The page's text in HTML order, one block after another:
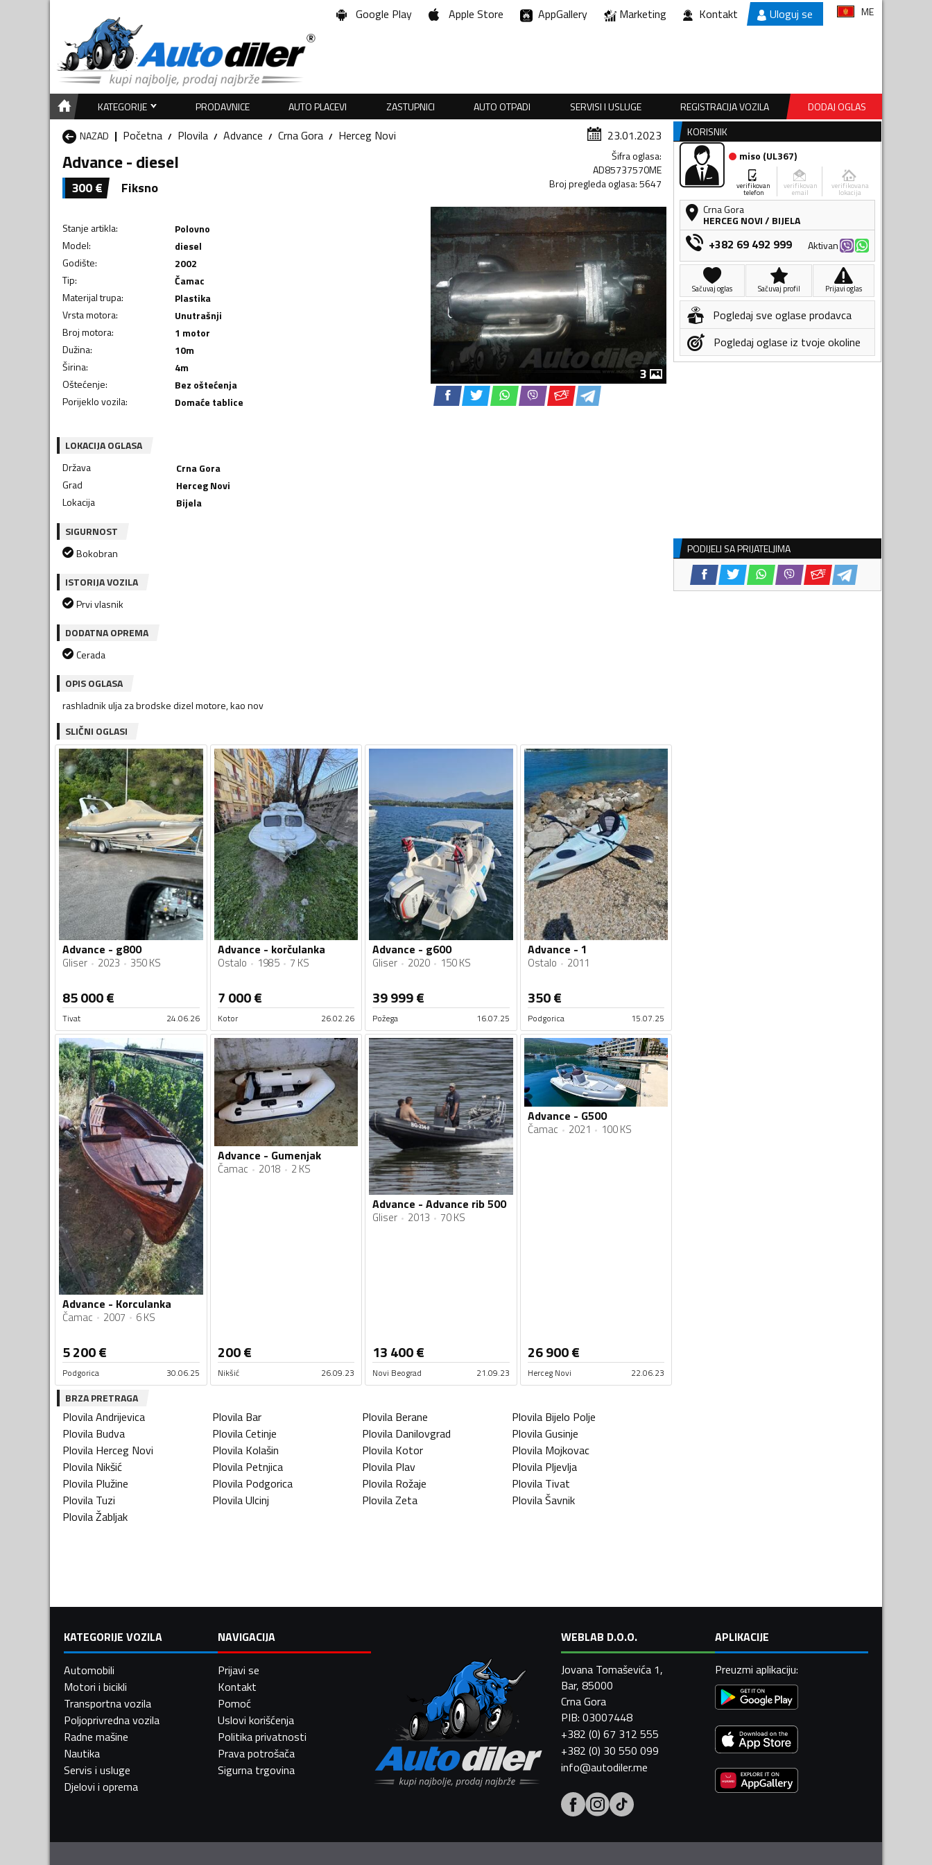
Google Play Apple Store AppGallery Marketing Kontakt Uloguj se ME
KATEGORIJE PRODAVNICE AUTO PLACEVI ZASTUPNICI AUTO OTPADI SERVISI I USLUGE REGISTRACIJA VOZILA
DODAJ OGLAS
NAZAD
Početna Plovila Advance Crna Gora Herceg Novi 23.01.2023
Advance - diesel
300€ Fiksno
Šifra oglasa:
AD85737570ME
Broj pregleda oglasa:5647
Stanje artikla:
Polovno
Model:
diesel
Godište:
2002
Tip:
Čamac
Materijal trupa:
Plastika
Vrsta motora:
Unutrašnji
Broj motora:
1 motor
Dužina: 10m
Širina: 4m
Oštećenje:
Bez oštećenja
Porijeklo vozila: Domaće tablice
3
LOKACIJA OGLASA
Država
Crna Gora
Grad
Herceg Novi
Lokacija
Bijela
SIGURNOST
Bokobran
ISTORIJA VOZILA
Prvi vlasnik
DODATNA OPREMA
Cerada
OPIS OGLASA
rashladnik ulja za brodske dizel motore, kao nov
SLIČNI OGLASI
Advance - g800
Gliser 2023 350 KS
85 000€
Tivat 24.06.26
Advance - korčulanka
Ostalo 1985 7 KS
7 000€
Kotor 26.02.26
Advance - g600
Gliser 2020 150 KS
39 999€
Požega 16.07.25
Advance - 1
Ostalo 2011
350€
Podgorica 15.07.25
Advance - Korculanka
Čamac 2007 6 KS
5 200€
Podgorica 30.06.25
Advance - Gumenjak
Čamac 2018 2 KS
200€
Nikšić 26.09.23
Advance - Advance rib 500
Gliser 2013 70 KS
13 400€
Novi Beograd 21.09.23
Advance - G500
Čamac 2021 100 KS
26 900€
Herceg Novi 22.06.23
BRZA PRETRAGA
PlovilaAndrijevica Plovila Bar Plovila Berane Plovila Bijelo Polje
Plovila Budva PlovilaCetinje Plovila Danilovgrad PlovilaGusinje
Plovila Herceg Novi Plovila Kolašin Plovila Kotor Plovila Mojkovac
Plovila Nikšić Plovila Petnjica Plovila Plav Plovila Pljevlja
Plovila Plužine Plovila Podgorica Plovila Rožaje Plovila Tivat
Plovila Tuzi PlovilaUlcinj PlovilaZeta PlovilaŠavnik
PlovilaŽabljak
KORISNIK
miso (UL367)
verifikovan
telefon
verifikovan
email
verifikovana
lokacija
Crna Gora
HERCEG NOVI/ BIJELA
+382 69 492 999 Aktivan
Sačuvaj oglas Sačuvaj profil Prijavi oglas
Pogledaj sve oglase prodavca
Pogledaj oglase iz tvoje okoline
PODIJELI SA PRIJATELJIMA
KATEGORIJE VOZILA
Automobili
Motori i bicikli
Transportna vozila
Poljoprivredna vozila
Radne mašine
Nautika
Servis i usluge
Djelovi i oprema
NAVIGACIJA
Prijavi se
Kontakt
Pomoć
Uslovi korišćenja
Politika privatnosti
Prava potrošača
Sigurna trgovina
WEBLAB D.O.O.
Jovana Tomaševića 1,
Bar, 85000
Crna Gora
PIB: 03007448
+382 (0) 67 312 555
+382 (0) 30 550 099
info@autodiler.me
APLIKACIJE
Preuzmi aplikaciju: